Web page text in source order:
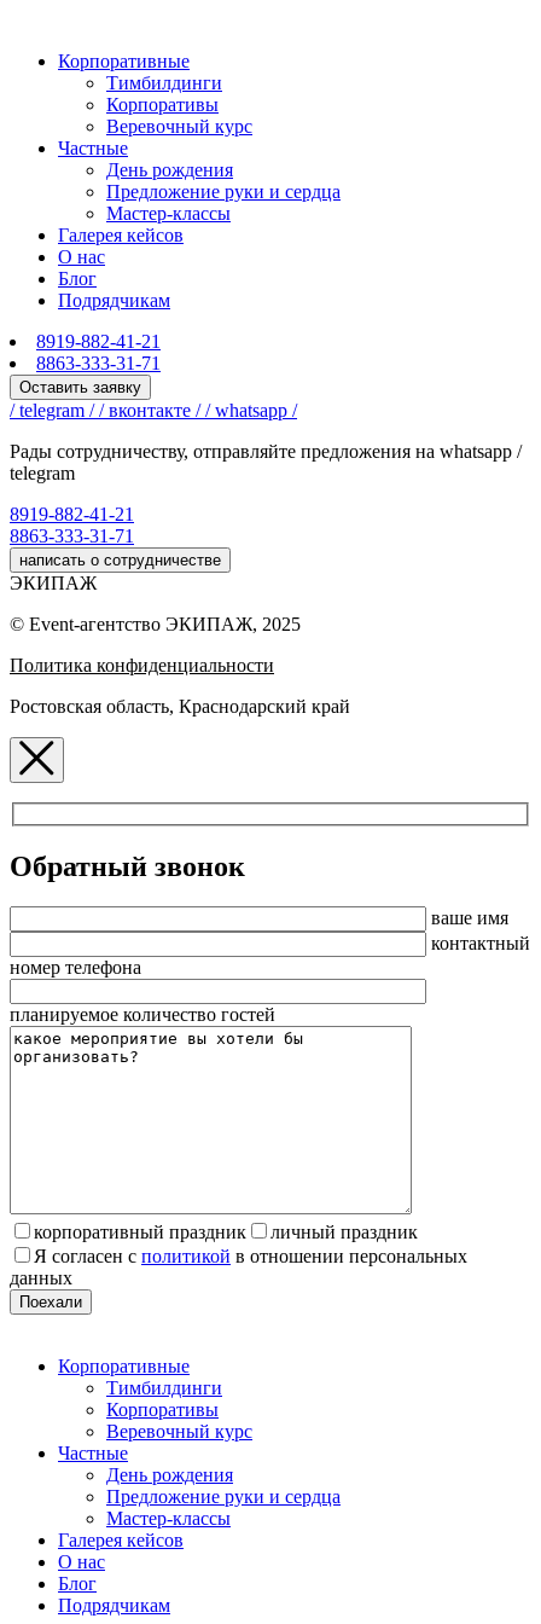
Корпоративные
Тимбилдинги
Корпоративы
Веревочный курс
Частные
День рождения
Предложение руки и сердца
Мастер-классы
Галерея кейсов
О нас
Блог
Подрядчикам
8919-882-41-21
8863-333-31-71
Оставить заявку
/ telegram // вконтакте // whatsapp /
Рады сотрудничеству, отправляйте предложения на whatsapp /
telegram
8919-882-41-21
8863-333-31-71
написать о сотрудничестве
ЭКИПАЖ
© Event-агентство ЭКИПАЖ, 2025
Политика конфиденциальности
Ростовская область, Краснодарский край
Обратный звонок
ваше имя
контактный
номер телефона
планируемое количество гостей
корпоративный праздник
личный праздник
Я согласен с политикой в отношении персональных
данных
Поехали
Корпоративные
Тимбилдинги
Корпоративы
Веревочный курс
Частные
День рождения
Предложение руки и сердца
Мастер-классы
Галерея кейсов
О нас
Блог
Подрядчикам